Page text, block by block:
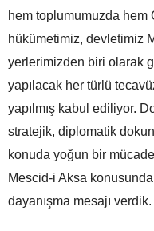
hem toplumumuzda hem
hükümetimiz, devletimiz
yerlerimizden biri olarak
yapılacak her türlü
yapılmış kabul ediliyor.
stratejik, diplomatik
konuda yoğun bir
Mescid-i Aksa
dayanışma mesajı verdik.